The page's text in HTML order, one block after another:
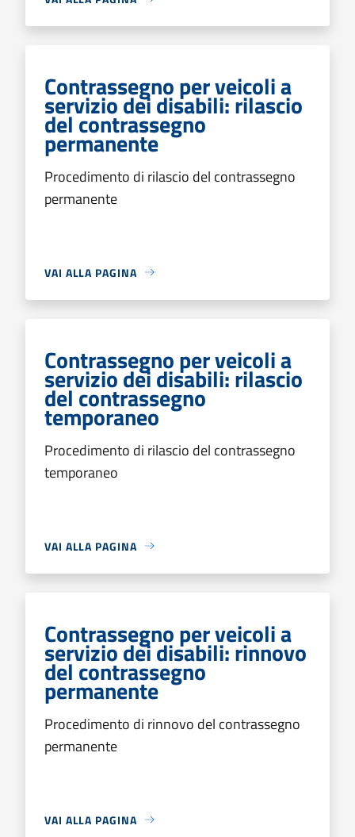
Contrassegno per veicoli a
servizio dei disabili: rilascio
del contrassegno
permanente
Procedimento di rilascio del contrassegno
permanente
VAI ALLA PAGINA
Contrassegno per veicoli a
servizio dei disabili: rilascio
del contrassegno
temporaneo
Procedimento di rilascio del contrassegno
temporaneo
VAI ALLA PAGINA
Contrassegno per veicoli a
servizio dei disabili: rinnovo
del contrassegno
permanente
Procedimento di rinnovo del contrassegno
permanente
VAI ALLA PAGINA